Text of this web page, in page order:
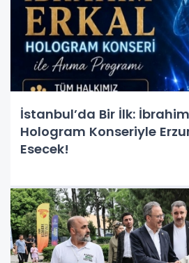
İstanbul’da Bir İlk:
Hologram Konseriyle
Esecek!